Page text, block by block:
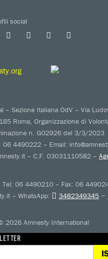
social
– Sezione Italiana OdV – Via
Roma, Organizzazione di
n. G02926 del 3/3/2023
4490222 – Email:
– C.F. 03031110582 –
Tel: 06 4490210 – Fax: 06
– WhatsApp:
3482349345 –
2026 Amnesty International